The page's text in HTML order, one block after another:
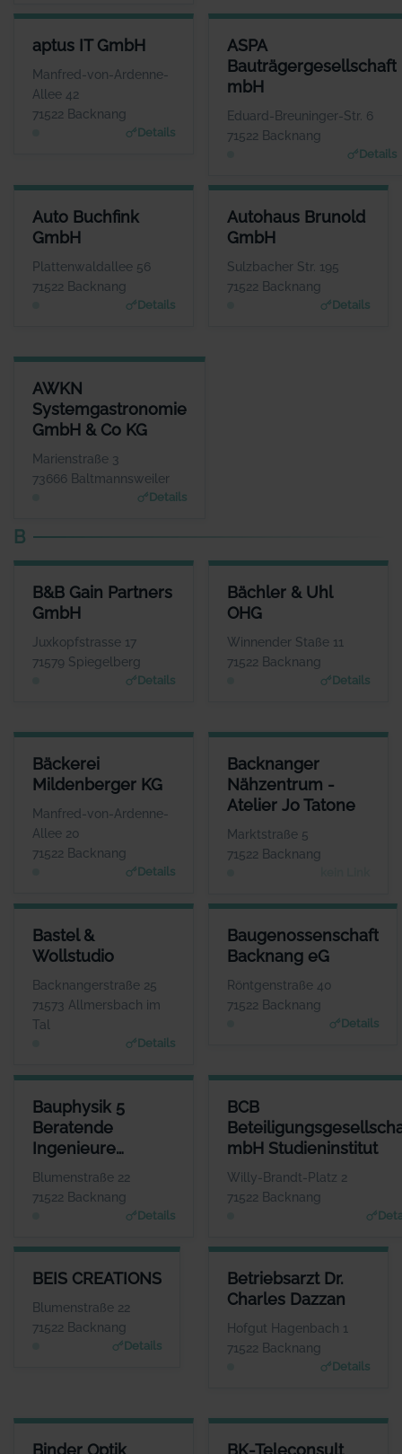
aptus IT GmbH
Manfred-von-Ardenne-
Allee 42
71522 Backnang
Details
APTUS IT GMBH
Herr Reinhard Mayer
ASPA
Bauträgergesellschaft
mbH
Eduard-Breuninger-Str. 6
71522 Backnang
Details
ASPA
Herr Andreas
Auto Buchfink
GmbH
Plattenwaldallee 56
71522 Backnang
Details
AUTO BUCHFINK GMBH
ANSPRECHPARTNER
Herr Lothar Buchfink
WEBSITE
www.auto-buchfink.de
Autohaus Brunold
GmbH
Sulzbacher Str. 195
71522 Backnang
Details
AUTOHAUS BRUNOLD GMBH
Herr Günther Uhrich
www.brunold.de
AWKN
Systemgastronomie
GmbH & Co KG
Marienstraße 3
73666 Baltmannsweiler
Details
AWKN SYSTEMGASTRONOMIE GMBH & CO KG
ANSPRECHPARTNER
Herr Hrisowalantis Betikis
B
B&B Gain Partners
GmbH
Juxkopfstrasse 17
71579 Spiegelberg
Details
B&B GAIN PARTNERS GMBH
Herr Hans Günter Lind
www.bb-gain.eu
Bächler & Uhl
OHG
Winnender Staße 11
71522 Backnang
Details
BÄCHLER & UHL OHG
Herr Andreas Uhl
WEBSITE
www.allianz.de
Bäckerei
Mildenberger KG
Manfred-von-Ardenne-
Allee 20
71522 Backnang
Details
BÄCKEREI MILDENBERGER KG
ANSPRECHPARTNER
Herr Bernd Mildenberger
www.mildenberger.eu
Backnanger
Nähzentrum -
Atelier Jo Tatone
Marktstraße 5
71522 Backnang
BACKNANGER NÄHZENTRUM
Bastel &
Wollstudio
Backnangerstraße 25
71573 Allmersbach im
Tal
Details
BASTEL & WOLLSTUDIO
ANSPRECHPARTNER
Frau Andrea Klink
WEBSITE
www.mein-wollstudio.d
e
Baugenossenschaft
Backnang eG
Röntgenstraße 40
71522 Backnang
Details
BAUGENOSSENSCHAFT
Herr Raphael
Bauphysik 5
Beratende
Ingenieure
PartGmbB
Blumenstraße 22
71522 Backnang
Details
BAUPHYSIK 5 BERATENDE INGENIEURE PARTGMBB
ANSPRECHPARTNER
Herr Steffen Blessing
WEBSITE
BCB
mbH Studieninstitut
Willy-Brandt-Platz 2
71522 Backnang
BCB
BEIS CREATIONS
Blumenstraße 22
71522 Backnang
Details
BEIS CREATIONS
Herr Georg Beis
www.beis-creations.co
m
Betriebsarzt Dr.
Charles Dazzan
Hofgut Hagenbach 1
71522 Backnang
Details
BETRIEBSARZT DR. CHARLES
Herr Charles
www.hausarztpraxis-
BINDER OPTIK GMBH BK-TELECONSULT GMBH